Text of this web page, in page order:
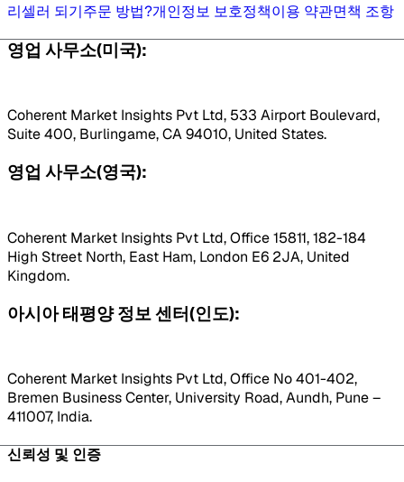
리셀러 되기주문 방법?개인정보 보호정책이용 약관면책 조항
영업 사무소(미국):
Coherent Market Insights Pvt Ltd, 533 Airport Boulevard,
Suite 400, Burlingame, CA 94010, United States.
영업 사무소(영국):
Coherent Market Insights Pvt Ltd, Office 15811, 182-184
High Street North, East Ham, London E6 2JA, United
Kingdom.
아시아 태평양 정보 센터(인도):
Coherent Market Insights Pvt Ltd, Office No 401-402,
Bremen Business Center, University Road, Aundh, Pune –
411007, India.
신뢰성 및 인증